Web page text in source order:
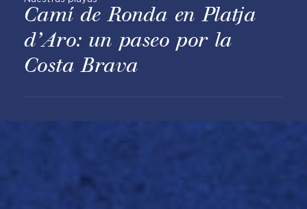
Camí de Ronda en Platja
d’Aro: un paseo por la
Costa Brava